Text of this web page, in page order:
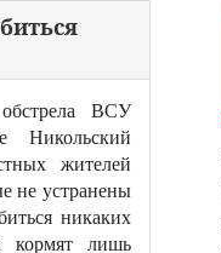
ВСУ
Никольский
жителей
не устранены
никаких
кормят лишь